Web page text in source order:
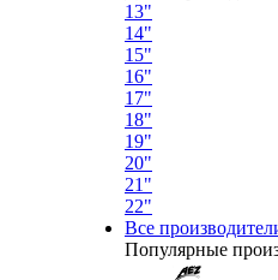
13"
14"
15"
16"
17"
18"
19"
20"
21"
22"
Все
Популярные